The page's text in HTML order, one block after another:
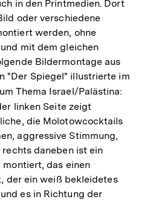
in den Printmedien. Dort
oder verschiedene
werden, ohne
mit dem gleichen
Bildermontage aus
"Der Spiegel" illustrierte im
Thema Israel/Palästina:
der
linken Seite zeigt
die Molotowcocktails
aggressive Stimmung,
daneben ist ein
das einen
der ein weiß bekleidetes
es in Richtung der